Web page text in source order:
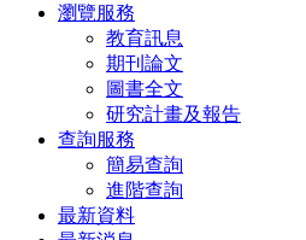
瀏覽服務
教育訊息
期刊論文
圖書全文
研究計畫及報告
查詢服務
簡易查詢
進階查詢
最新資料